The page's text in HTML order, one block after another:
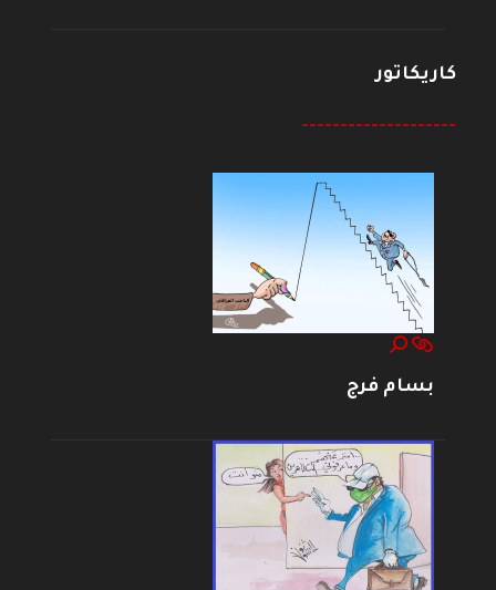
كاريكاتور
--------------------
بسام فرج